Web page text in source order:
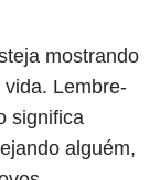
mostrando
Lembre-
significa
alguém,